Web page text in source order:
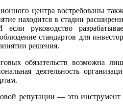
центра востребованы
находится в стадии
руководство
стандартов для
решения.
обязательств возможна
деятельность
репутации — это инструмент